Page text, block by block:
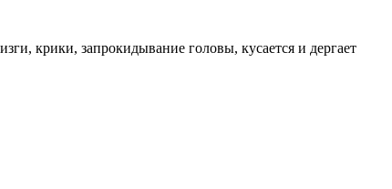
крики, запрокидывание головы, кусается и дергает